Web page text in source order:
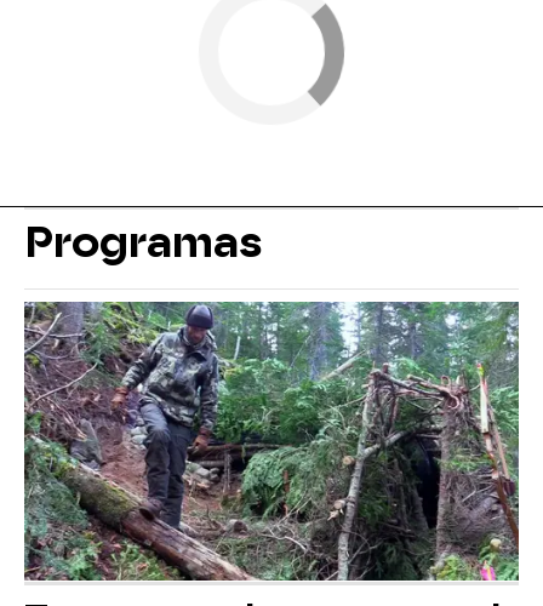
Programas